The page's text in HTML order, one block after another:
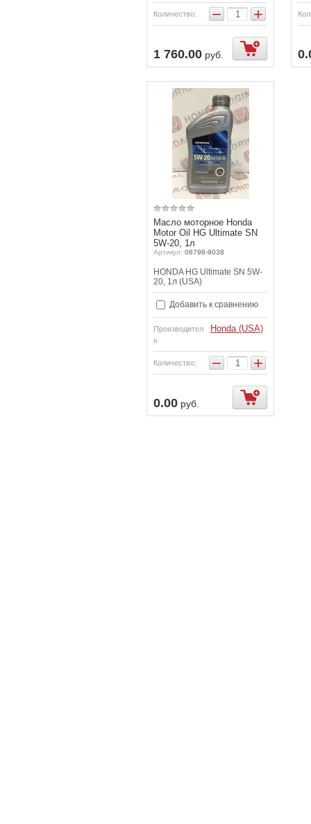
Количество: − +
1 760.00 руб.
Масло моторное Honda
Motor Oil HG Ultimate SN
5W-20, 1л
Артикул: 08798-9038
HONDA HG Ultimate SN 5W-
20, 1л (USA)
Добавить к сравнению
Производител
ь
Honda (USA)
Количество: − +
0.00 руб.